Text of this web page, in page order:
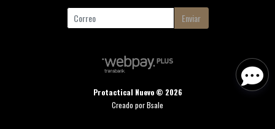
Enviar
Protactical Nuevo © 2026
Creado porBsale